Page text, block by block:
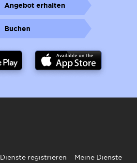
Angebot erhalten
Buchen
Dienste registrieren
Meine Dienste